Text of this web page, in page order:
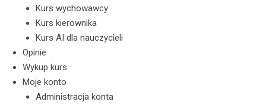
Kurs wychowawcy
Kurs kierownika
Kurs AI dla nauczycieli
Opinie
Wykup kurs
Moje konto
Administracja konta